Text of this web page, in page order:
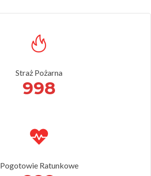
Straż Pożarna
998
Pogotowie Ratunkowe